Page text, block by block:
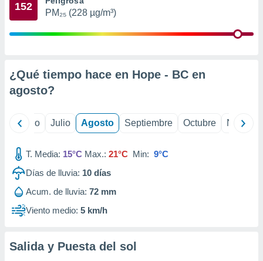
publicidad
1199
152
PM₂₅ (228 µg/m³)
¿Qué tiempo hace en Hope - BC en
agosto?
Junio Julio Agosto Septiembre Octubre
T. Media: 15°C Max.: 21°C Min: 9°C
Días de lluvia: 10 días
Acum. de lluvia: 72 mm
Viento medio: 5 km/h
Salida y Puesta del sol